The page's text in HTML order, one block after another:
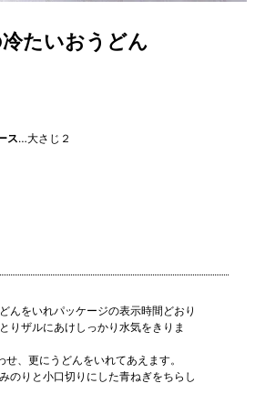
たいおうどん
ス…大さじ２
んをいれパッケージの表示時間どおり
りザルにあけしっかり水気をきりま
、更にうどんをいれてあえます。
のりと小口切りにした青ねぎをちらし